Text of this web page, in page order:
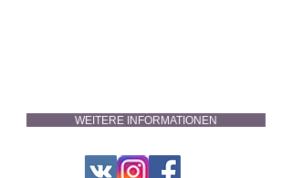
WEITERE INFORMATIONEN